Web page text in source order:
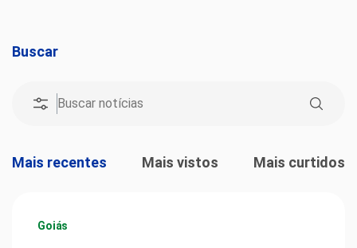
Buscar
Mais recentes Mais vistos Mais curtidos
Goiás